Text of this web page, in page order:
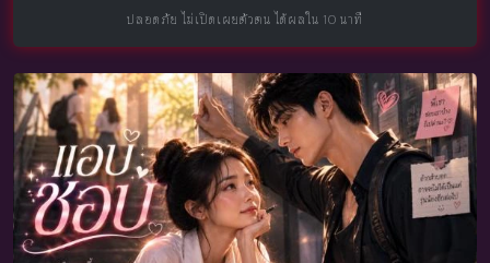
ปลอดภัย ไม่เปิดเผยตัวตน ได้ผลใน 10 นาที